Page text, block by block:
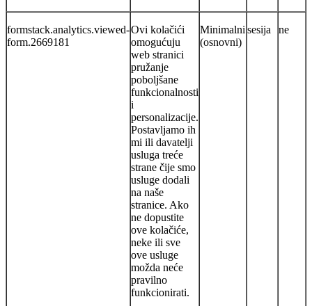
formstack.analytics.viewed-
form.2669181
Ovi kolačići
omogućuju
web stranici
pružanje
poboljšane
funkcionalnosti
i
personalizacije.
Postavljamo ih
mi ili davatelji
usluga treće
strane čije smo
usluge dodali
na naše
stranice. Ako
ne dopustite
ove kolačiće,
neke ili sve
ove usluge
možda neće
pravilno
funkcionirati.
Minimalni
(osnovni)
sesija ne